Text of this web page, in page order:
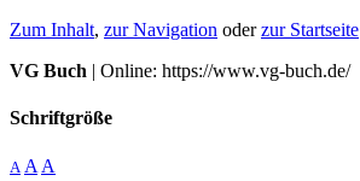
Zum Inhalt, zur Navigation oderzur Startseite
VG Buch | Online: https://www.vg-buch.de/
Schriftgröße
A A A